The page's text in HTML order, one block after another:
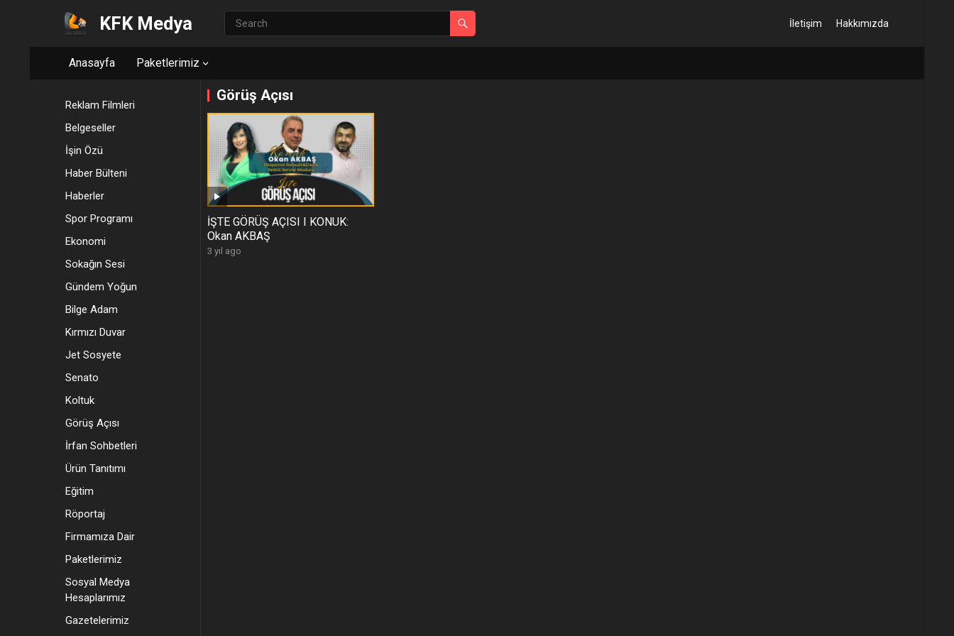
KFK Medya İletişim Hakkımızda
Anasayfa Paketlerimiz
Reklam Filmleri
Belgeseller
İşin Özü
Haber Bülteni
Haberler
Spor Programı
Ekonomi
Sokağın Sesi
Gündem Yoğun
Bilge Adam
Kırmızı Duvar
Jet Sosyete
Senato
Koltuk
Görüş Açısı
İrfan Sohbetleri
Ürün Tanıtımı
Eğitim
Röportaj
Firmamıza Dair
Paketlerimiz
Sosyal Medya
Hesaplarımız
Gazetelerimiz
Görüş Açısı
İŞTE GÖRÜŞ AÇISI I KONUK:
Okan AKBAŞ
3 yıl ago